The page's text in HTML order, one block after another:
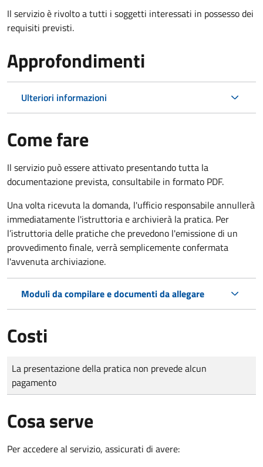
Il servizio è rivolto a tutti i soggetti interessati in possesso dei
requisiti previsti.
Approfondimenti
Ulteriori informazioni
Come fare
Il servizio può essere attivato presentando tutta la
documentazione prevista, consultabile in formato PDF.
Una volta ricevuta la domanda, l'ufficio responsabile annullerà
immediatamente l'istruttoria e archivierà la pratica. Per
l’istruttoria delle pratiche che prevedono l'emissione di un
provvedimento finale, verrà semplicemente confermata
l'avvenuta archiviazione.
Moduli da compilare e documenti da allegare
Costi
Tipo di pagamento
Importo
La presentazione della pratica non prevede alcun
pagamento
Cosa serve
Per accedere al servizio, assicurati di avere: